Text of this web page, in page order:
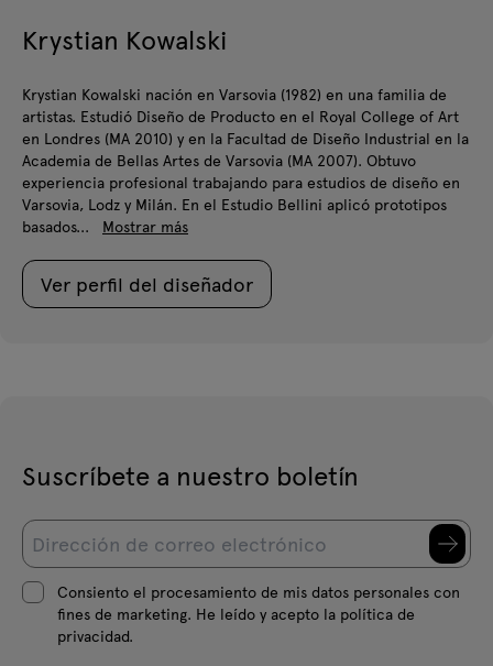
Krystian Kowalski
Krystian Kowalski nación en Varsovia (1982) en una familia de
artistas. Estudió Diseño de Producto en el Royal College of Art
en Londres (MA 2010) y en la Facultad de Diseño Industrial en la
Academia de Bellas Artes de Varsovia (MA 2007). Obtuvo
experiencia profesional trabajando para estudios de diseño en
Varsovia, Lodz y Milán. En el Estudio Bellini aplicó prototipos
basados...
Mostrar más
Ver perfil del diseñador
Suscríbete a nuestro boletín
Consiento el procesamiento de mis datos personales con
fines de marketing. He leído y acepto la política de
privacidad.